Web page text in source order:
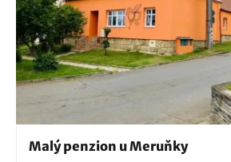
Malý penzion u Meruňky